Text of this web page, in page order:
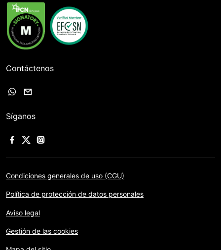
Contáctenos
Síganos
Condiciones generales de uso (CGU)
Política de protección de datos personales
Aviso legal
Gestión de las cookies